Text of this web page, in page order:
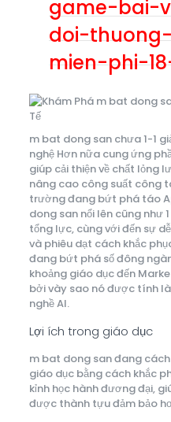
game-bai-
doi-
mien-phi-
m bat dong san chưa 1-1
nghệ Hơn nữa cung ứng
giúp cải thiện về chất lỏng
nâng cao công suất công
trường đang bứt phá táo
dong san nổi lên cũng như
tổng lực, cùng với đến sự
và phiêu dạt cách khắc
đang bứt phá số đông
khoảng giáo dục đến
bởi vày sao nó được tính
nghề AI.
Lợi ích trong giáo dục
m bat dong san đang
giáo dục bằng cách khắc
kỉnh học hành đương đại,
được thành tựu đảm bảo